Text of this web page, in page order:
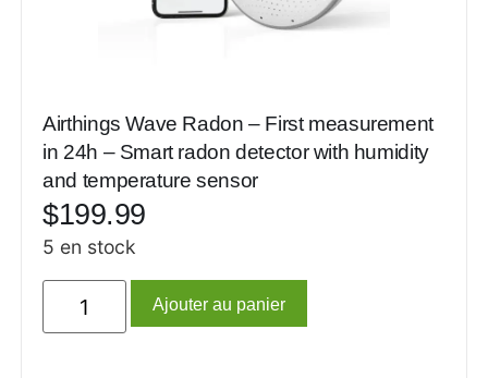
Airthings Wave Radon – First measurement
in 24h – Smart radon detector with humidity
and temperature sensor
$199.99
5 en stock
Ajouter au panier